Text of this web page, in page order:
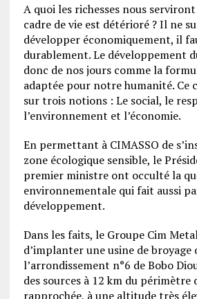
A quoi les richesses nous
cadre de vie est détérioré ? Il ne
développer économiquement, il
durablement. Le développement
donc de nos jours comme la
adaptée pour notre humanité. Ce
sur trois notions : Le social, le
l’environnement et l’économie.
En permettant à CIMASSO de
zone écologique sensible, le
premier ministre ont occulté la
environnementale qui fait aussi
développement.
Dans les faits, le Groupe Cim
d’implanter une usine de broyage
l’arrondissement n°6 de Bobo
des sources à 12 km du
rapprochée, à une altitude très